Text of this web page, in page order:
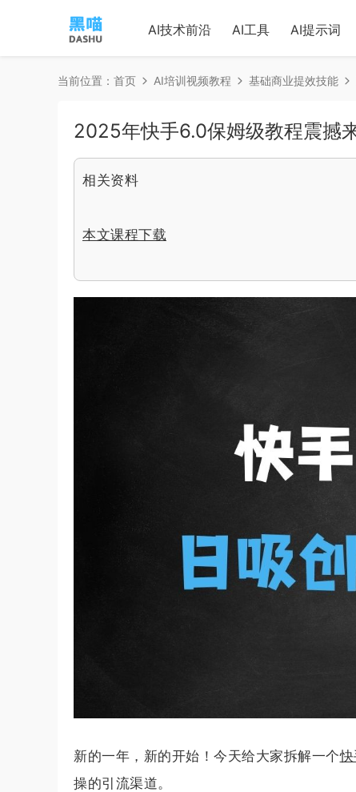
AI技术前沿 AI工具 AI提示词
当前位置： 首页 AI培训视频教程 基础商业提效技能
2025年快手6.0保姆级教程震撼
相关资料
本文课程下载
新的一年，新的开始！今天给大家拆解一个
操的引流渠道。